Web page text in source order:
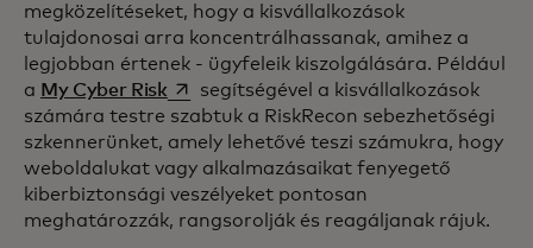
megközelítéseket, hogy a kisvállalkozások
tulajdonosai arra koncentrálhassanak, amihez a
legjobban értenek - ügyfeleik kiszolgálására. Például
a My Cyber Riskopens in a new tab
segítségével a kisvállalkozások
számára testre szabtuk a RiskRecon sebezhetőségi
szkennerünket, amely lehetővé teszi számukra, hogy
weboldalukat vagy alkalmazásaikat fenyegető
kiberbiztonsági veszélyeket pontosan
meghatározzák, rangsorolják és reagáljanak rájuk.